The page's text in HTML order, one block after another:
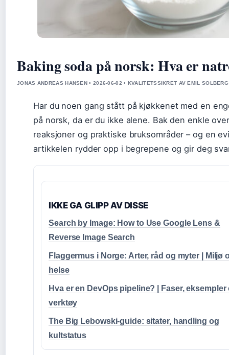
Baking soda på norsk: Hva er
JONAS ANDREAS HANSEN • 2026-06-02 • KVALITETSSIKRET AV EMIL SOLBERG
Har du noen gang stått på kjøkkenet med en
på norsk, da er du ikke alene. Bak den enkle
reaksjoner og praktiske bruksområder – og en
artikkelen rydder opp i begrepene og gir deg
IKKE GA GLIPP AV DISSE
Search by Image: How to Use Google Lens &
Reverse Image Search
Flaggermus i Norge: Arter, råd og myter | Miljø
helse
Hva er en DevOps pipeline? | Faser, eksempler
verktøy
The Big Lebowski-guide: sitater, handling og
kultstatus